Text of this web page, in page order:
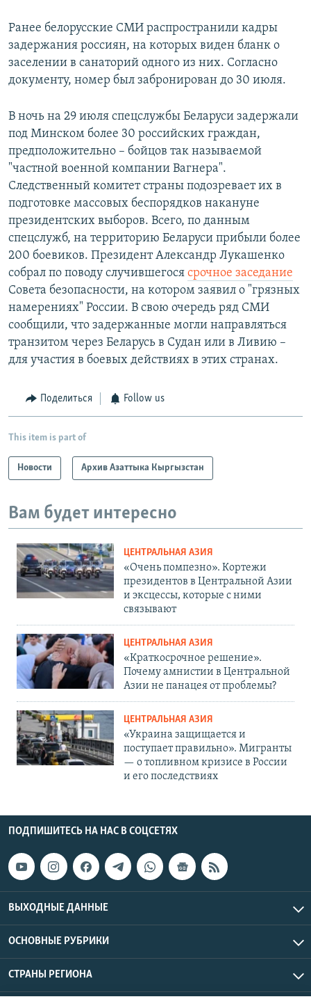
Ранее белорусские СМИ распространили кадры
задержания россиян, на которых виден бланк о
заселении в санаторий одного из них. Согласно
документу, номер был забронирован до 30 июля.
В ночь на 29 июля спецслужбы Беларуси задержали
под Минском более 30 российских граждан,
предположительно – бойцов так называемой
"частной военной компании Вагнера".
Следственный комитет страны подозревает их в
подготовке массовых беспорядков накануне
президентских выборов. Всего, по данным
спецслужб, на территорию Беларуси прибыли более
200 боевиков. Президент Александр Лукашенко
собрал по поводу случившегося срочное заседание
Совета безопасности, на котором заявил о "грязных
намерениях" России. В свою очередь ряд СМИ
сообщили, что задержанные могли направляться
транзитом через Беларусь в Судан или в Ливию –
для участия в боевых действиях в этих странах.
Поделиться Follow us
This item is part of
Новости Архив Азаттыка Кыргызстан
Вам будет интересно
ЦЕНТРАЛЬНАЯ АЗИЯ
«Очень помпезно». Кортежи
президентов в Центральной Азии
и эксцессы, которые с ними
связывают
ЦЕНТРАЛЬНАЯ АЗИЯ
«Краткосрочное решение».
Почему амнистии в Центральной
Азии не панацея от проблемы?
ЦЕНТРАЛЬНАЯ АЗИЯ
«Украина защищается и
поступает правильно». Мигранты
— о топливном кризисе в России
и его последствиях
ПОДПИШИТЕСЬ НА НАС В СОЦСЕТЯХ
ВЫХОДНЫЕ ДАННЫЕ
ОСНОВНЫЕ РУБРИКИ
СТРАНЫ РЕГИОНА